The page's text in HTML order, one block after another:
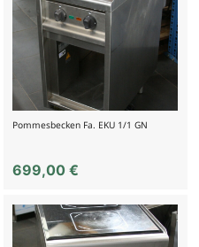
Pommesbecken Fa. EKU 1/1 GN
699,00€